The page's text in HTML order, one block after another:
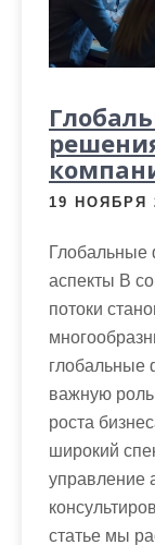
19 НОЯБРЯ
аспекты В
потоки
глобальные
важную роль
роста
широкий
управление
статье мы